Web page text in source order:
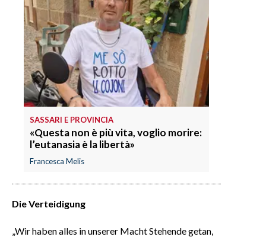
SASSARI E PROVINCIA
«Questa non è più vita, voglio morire:
l’eutanasia è la libertà»
Francesca Melis
Die Verteidigung
„Wir haben alles in unserer Macht Stehende getan,